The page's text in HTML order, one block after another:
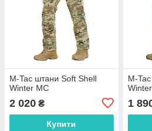
M-Tac штани Soft Shell
Winter MC
2 020 ₴
Купити
M-
1